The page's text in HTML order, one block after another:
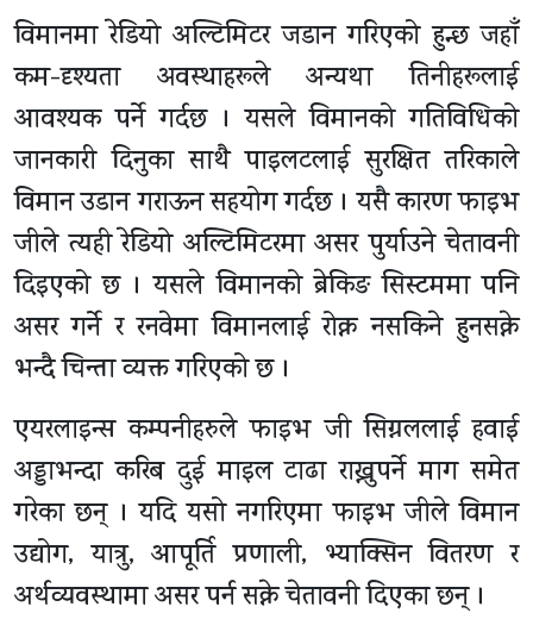
विमानमा रेडियो अल्टिमिटर जडान गरिएको हुन्छ जहाँ
कम-दृश्यता अवस्थाहरूले अन्यथा तिनीहरूलाई
आवश्यक पर्ने गर्दछ । यसले विमानको गतिविधिको
जानकारी दिनुका साथै पाइलटलाई सुरक्षित तरिकाले
विमान उडान गराऊन सहयोग गर्दछ । यसै कारण फाइभ
जीले त्यही रेडियो अल्टिमिटरमा असर पुर्याउने चेतावनी
दिइएको छ । यसले विमानको ब्रेकिङ सिस्टममा पनि
असर गर्ने र रनवेमा विमानलाई रोक्न नसकिने हुनसक्ने
भन्दै चिन्ता व्यक्त गरिएको छ ।
एयरलाइन्स कम्पनीहरुले फाइभ जी सिग्नललाई हवाई
अड्डाभन्दा करिब दुई माइल टाढा राख्नुपर्ने माग समेत
गरेका छन् । यदि यसो नगरिएमा फाइभ जीले विमान
उद्योग, यात्रु, आपूर्ति प्रणाली, भ्याक्सिन वितरण र
अर्थव्यवस्थामा असर पर्न सक्ने चेतावनी दिएका छन् ।